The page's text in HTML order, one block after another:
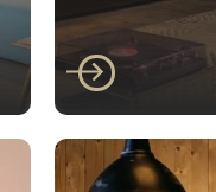
Faber
Faber E-
I